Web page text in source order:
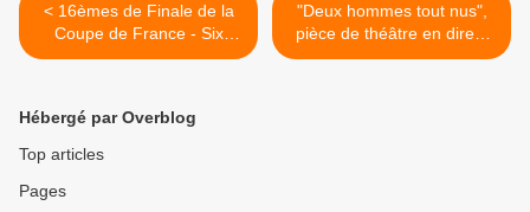
< 16èmes de Finale de la
Coupe de France - Six
matchs à vivre en direct sur
"Deux hommes tout nus",
pièce de théâtre en direct
ce soir sur France 2 >
Hébergé par Overblog
Top articles
Pages